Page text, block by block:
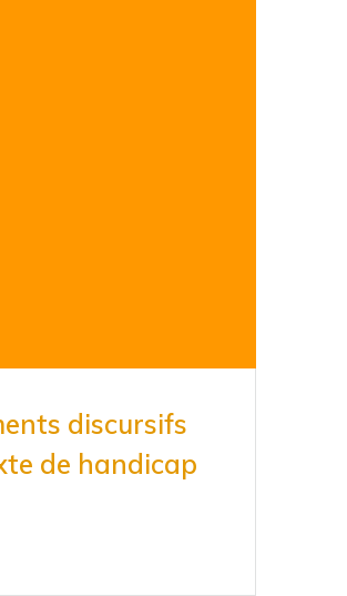
discursifs
de handicap